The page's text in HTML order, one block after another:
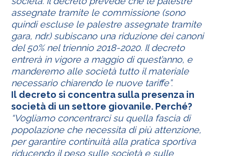
assegnate tramite le commissione (sono
quindi escluse le palestre assegnate tramite
gara, ndr.) subiscano una riduzione dei canoni
del 50% nel triennio 2018-2020. Il decreto
entrerà in vigore a maggio di quest’anno, e
manderemo alle società tutto il materiale
necessario chiarendo le nuove tariffe”.
Il decreto si concentra sulla presenza in
società di un settore giovanile. Perché?
“Vogliamo concentrarci su quella fascia di
popolazione che necessita di più attenzione,
per garantire continuità alla pratica sportiva
riducendo il peso sulle società e sulle